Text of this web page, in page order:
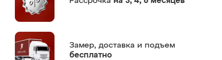
Замер, доставка и подъем
бесплатно